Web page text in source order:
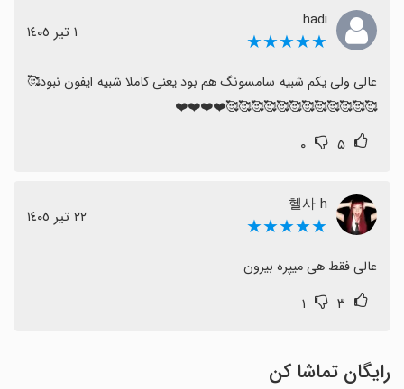
hadi
★★★★★ ١ تیر ١٤٠٥
عالی ولی یکم شبیه سامسونگ هم بود یعنی کاملا شبیه ایفون نبود🥰
🥰🥰🥰🥰🥰🥰🥰🥰🥰🥰🥰🥰❤️❤️❤️❤️
۵ ۰
헬사 h
★★★★★ ٢٢ تیر ١٤٠٥
عالی فقط هی میپره بیرون
۳ ۱
رایگان تماشا کن